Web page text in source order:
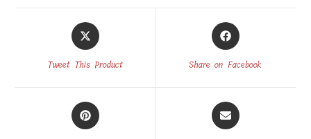
Opens
in
a
new
Tweet This Product
Opens
in
new
Share on Facebook
Opens
in
Opens
in